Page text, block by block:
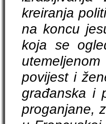
kreiranja
na koncu
koja se
povijest i
građanska i
proganjane,